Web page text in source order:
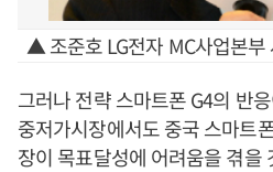
▲ 조준호 LG전자 MC사업본부
그러나 전략 스마트폰 G4의 반
중저가시장에서도 중국 스마트
장이 목표달성에 어려움을 겪을